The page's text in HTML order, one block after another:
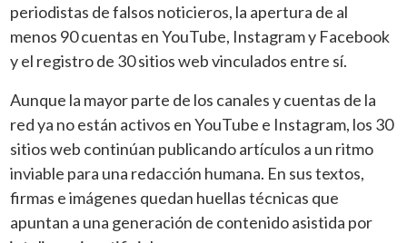
periodistas de falsos noticieros, la apertura de al
menos 90 cuentas en YouTube, Instagram y Facebook
y el registro de 30 sitios web vinculados entre sí.
Aunque la mayor parte de los canales y cuentas de la
red ya no están activos en YouTube e Instagram, los 30
sitios web continúan publicando artículos a un ritmo
inviable para una redacción humana. En sus textos,
firmas e imágenes quedan huellas técnicas que
apuntan a una generación de contenido asistida por